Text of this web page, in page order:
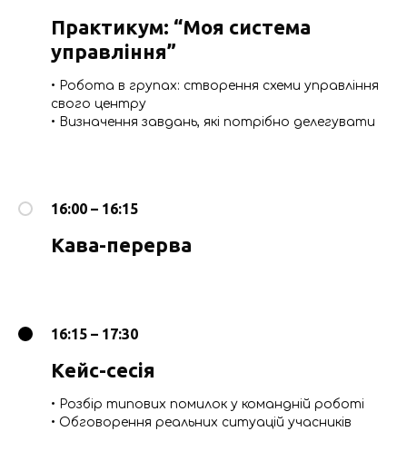
Практикум: “Моя система
управління”
• Робота в групах: створення схеми управління
свого центру
• Визначення завдань, які потрібно делегувати
16:00 – 16:15
Кава-перерва
16:15 – 17:30
Кейс-сесія
• Розбір типових помилок у командній роботі
• Обговорення реальних ситуацій учасників